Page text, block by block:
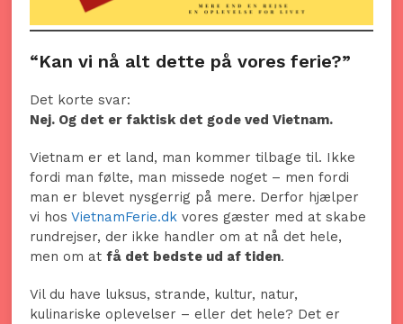
“Kan vi nå alt dette på vores ferie?”
Det korte svar:
Nej. Og det er faktisk det gode ved Vietnam.
Vietnam er et land, man kommer tilbage til. Ikke
fordi man følte, man missede noget – men fordi
man er blevet nysgerrig på mere. Derfor hjælper
vi hosVietnamFerie.dk vores gæster med at skabe
rundrejser, der ikke handler om at nå det hele,
men om atfå det bedste ud af tiden.
Vil du have luksus, strande, kultur, natur,
kulinariske oplevelser – eller det hele? Det er